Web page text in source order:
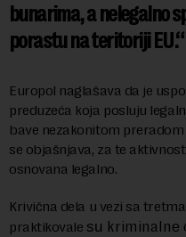
bunarima, a nelegalno
porastu na teritoriji EU.
Europol naglašava da je
preduzeća koja posluju
bave nezakonitom
se objašnjava, za te
osnovana legalno.
Krivična dela u vezi sa
praktikovale su kriminalne